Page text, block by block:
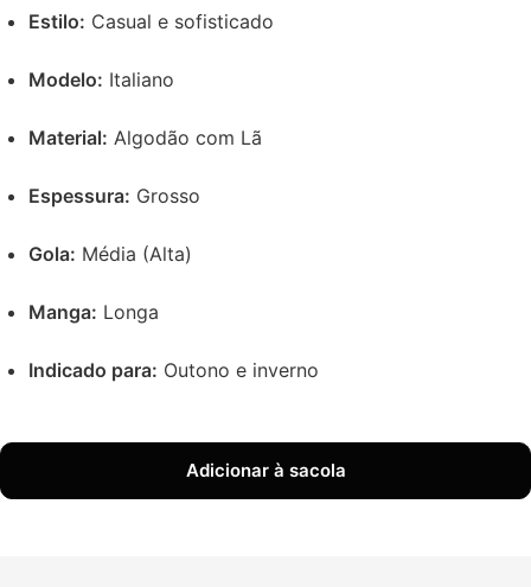
Estilo: Casual e sofisticado
Modelo: Italiano
Material: Algodão com Lã
Espessura: Grosso
Gola: Média (Alta)
Manga: Longa
Indicado para: Outono e inverno
Adicionar à sacola